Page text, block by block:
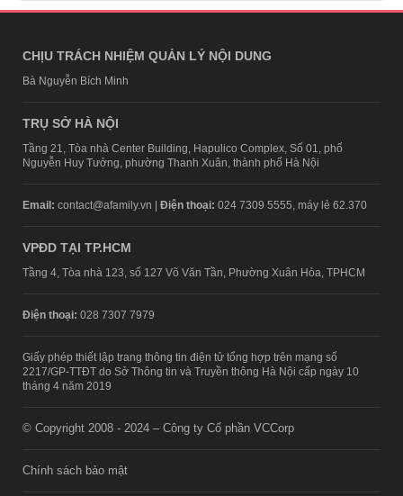
CHỊU TRÁCH NHIỆM QUẢN LÝ NỘI DUNG
Bà Nguyễn Bích Minh
TRỤ SỞ HÀ NỘI
Tầng 21, Tòa nhà Center Building, Hapulico Complex, Số 01, phố
Nguyễn Huy Tưởng, phường Thanh Xuân, thành phố Hà Nội
Email: contact@afamily.vn | Điện thoại: 024 7309 5555, máy lẻ 62.370
VPĐD TẠI TP.HCM
Tầng 4, Tòa nhà 123, số 127 Võ Văn Tần, Phường Xuân Hòa, TPHCM
Điện thoại: 028 7307 7979
Giấy phép thiết lập trang thông tin điện tử tổng hợp trên mạng số
2217/GP-TTĐT do Sở Thông tin và Truyền thông Hà Nội cấp ngày 10
tháng 4 năm 2019
© Copyright 2008 - 2024 – Công ty Cổ phần VCCorp
Chính sách bảo mật